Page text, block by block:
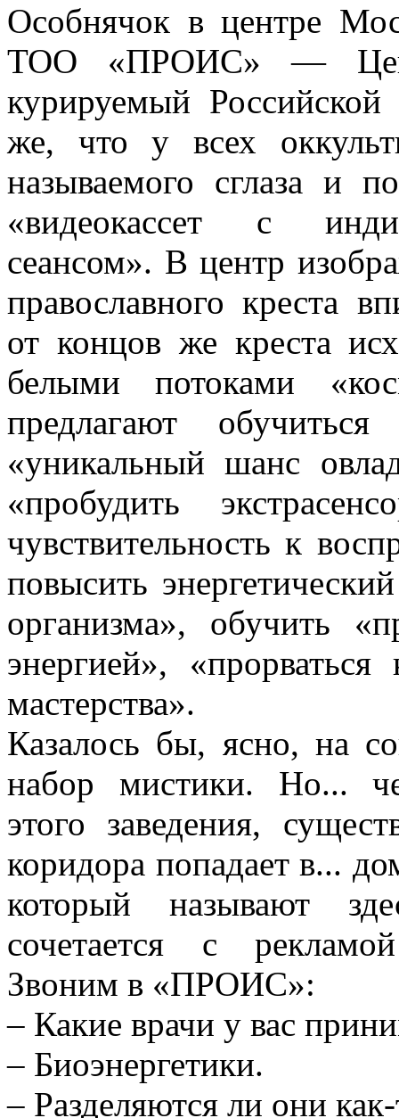
Особнячок в центре
ТОО «ПРОИС» — Центр
курируемый
же, что у всех
называемого сглаза и
«видеокассет с
сеансом». В центр
православного креста
от концов же креста
белыми потоками
предлагают
«уникальный шанс
«пробудить
чувствительность к
повысить
организма», обучить
энергией»,
мастерства».
Казалось бы, ясно, на
набор мистики. Но...
этого заведения,
коридора попадает в...
который называют
сочетается с
Звоним в «ПРОИС»:
– Какие врачи у вас
– Биоэнергетики.
– Разделяются ли они